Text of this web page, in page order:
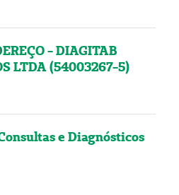
- DIAGITAB
LTDA (54003267-5)
e Diagnósticos